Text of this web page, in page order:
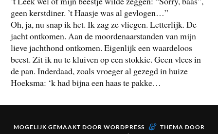
geen kerstdiner. ’t Haasje was al gevlogen…”
Oh, ja, nu snap ik het. Ik zag ze vliegen. Letterlijk. De
jacht ontkomen. Aan de moordenaarstanden van mijn
lieve jachthond ontkomen. Eigenlijk een waardeloos
beest. Zit ik nu te kluiven op een stokkie. Geen vlees in
de pan. Inderdaad, zoals vroeger al gezegd in huize
Hoeksma: ‘k had bijna een haas te pakke…
MOGELIJK GEMAAKT DOOR WORDPRESS & THEMA DOOR